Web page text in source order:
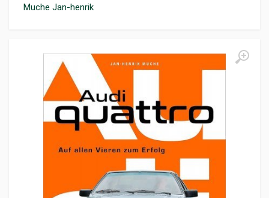
Muche Jan-henrik